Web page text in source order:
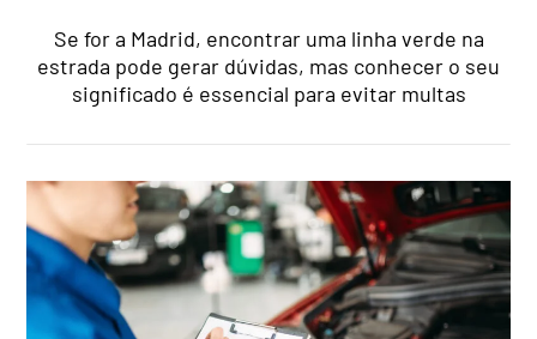
Se for a Madrid, encontrar uma linha verde na
estrada pode gerar dúvidas, mas conhecer o seu
significado é essencial para evitar multas